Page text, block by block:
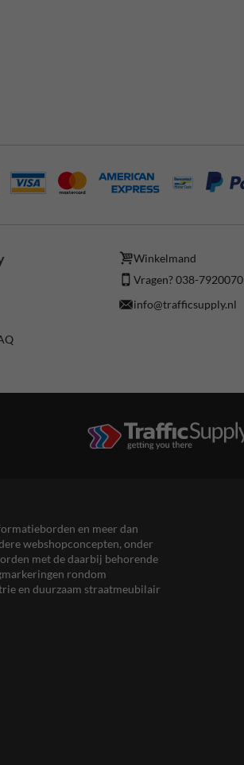
Winkelmand
Vragen? 038-7920070
info@trafficsupply.nl
en meer dan
webshopconcepten, onder
met de daarbij behorende
rondom
en duurzaam straatmeubilair